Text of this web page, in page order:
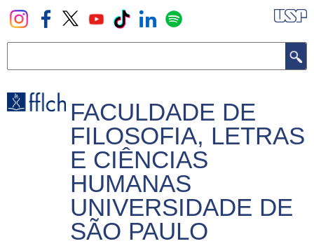
Pular
para
principal
FACULDADE DE
FILOSOFIA, LETRAS
E CIÊNCIAS
HUMANAS
UNIVERSIDADE DE
SÃO PAULO